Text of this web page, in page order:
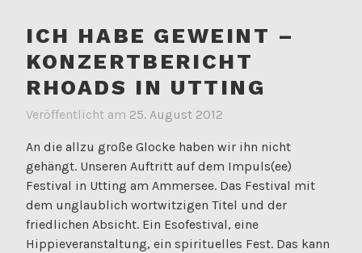
ICH HABE GEWEINT –
KONZERTBERICHT
RHOADS IN UTTING
Veröffentlicht am 25. August 2012
An die allzu große Glocke haben wir ihn nicht
gehängt. Unseren Auftritt auf dem Impuls(ee)
Festival in Utting am Ammersee. Das Festival mit
dem unglaublich wortwitzigen Titel und der
friedlichen Absicht. Ein Esofestival, eine
Hippieveranstaltung, ein spirituelles Fest. Das kann